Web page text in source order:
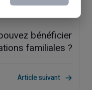
bénéficier
familiales ?
Article suivant